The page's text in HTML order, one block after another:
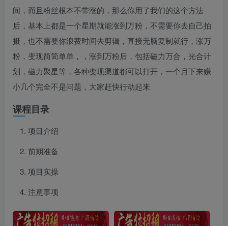
间，而且粉丝根本不带涨的，那么你用了我们的这个方法
后，基本上都是一个星期就能涨到万粉，不需要你去自己拍
摄，也不需要你浪费时间去剪辑，直接无脑复制就行，涨万
粉，变现简简单单，，涨到万粉后，包括磁力万合，光合计
划，磁力聚星等，各种变现渠道都可以打开，一个月下来赚
小几个完全不是问题，大家赶快行动起来
课程目录
项目介绍
前期准备
项目实操
注意事项